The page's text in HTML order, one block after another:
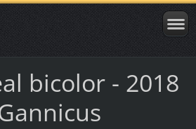
bicolor - 2018